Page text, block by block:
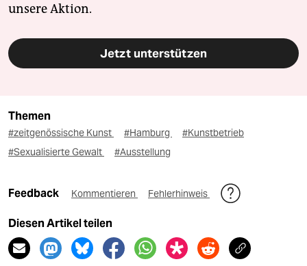
unsere Aktion.
Jetzt unterstützen
Themen
#zeitgenössische Kunst #Hamburg
#Kunstbetrieb
#Sexualisierte Gewalt
#Ausstellung
Feedback Kommentieren Fehlerhinweis
Diesen Artikel teilen